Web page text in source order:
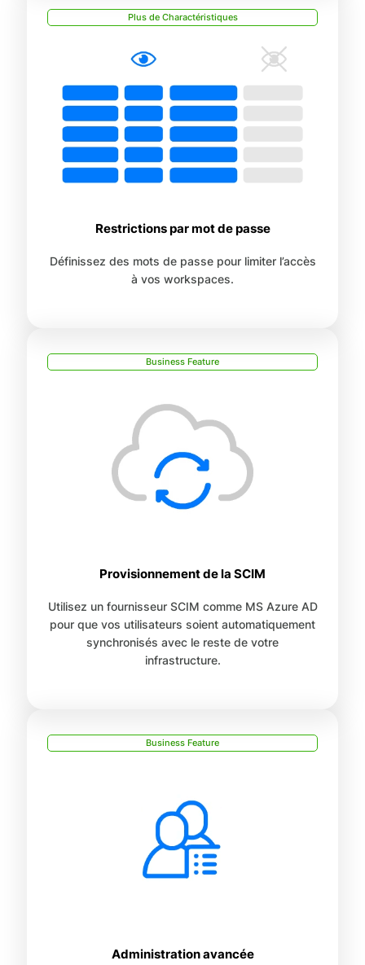
Plus de Charactéristiques
Restrictions par mot de passe
Définissez des mots de passe pour limiter l’accès
à vos workspaces.
Business Feature
Provisionnement de la SCIM
Utilisez un fournisseur SCIM comme MS Azure AD
pour que vos utilisateurs soient automatiquement
synchronisés avec le reste de votre
infrastructure.
Business Feature
Administration avancée